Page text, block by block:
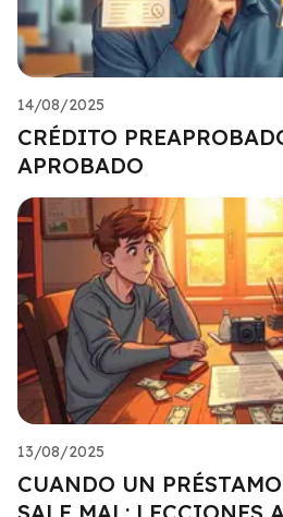
14/08/2025
CRÉDITO
APROBADO
13/08/2025
CUANDO UN